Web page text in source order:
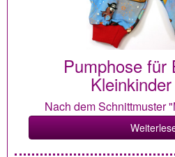
Pumphose für
Nach dem Schnittmuster